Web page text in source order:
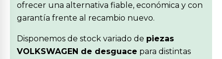
ofrecer una alternativa fiable, económica y con
garantía frente al recambio nuevo.
Disponemos de stock variado de piezas
VOLKSWAGEN de desguace para distintas